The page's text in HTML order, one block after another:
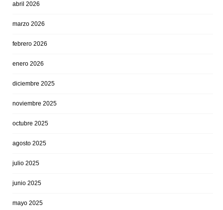
abril 2026
marzo 2026
febrero 2026
enero 2026
diciembre 2025
noviembre 2025
octubre 2025
agosto 2025
julio 2025
junio 2025
mayo 2025